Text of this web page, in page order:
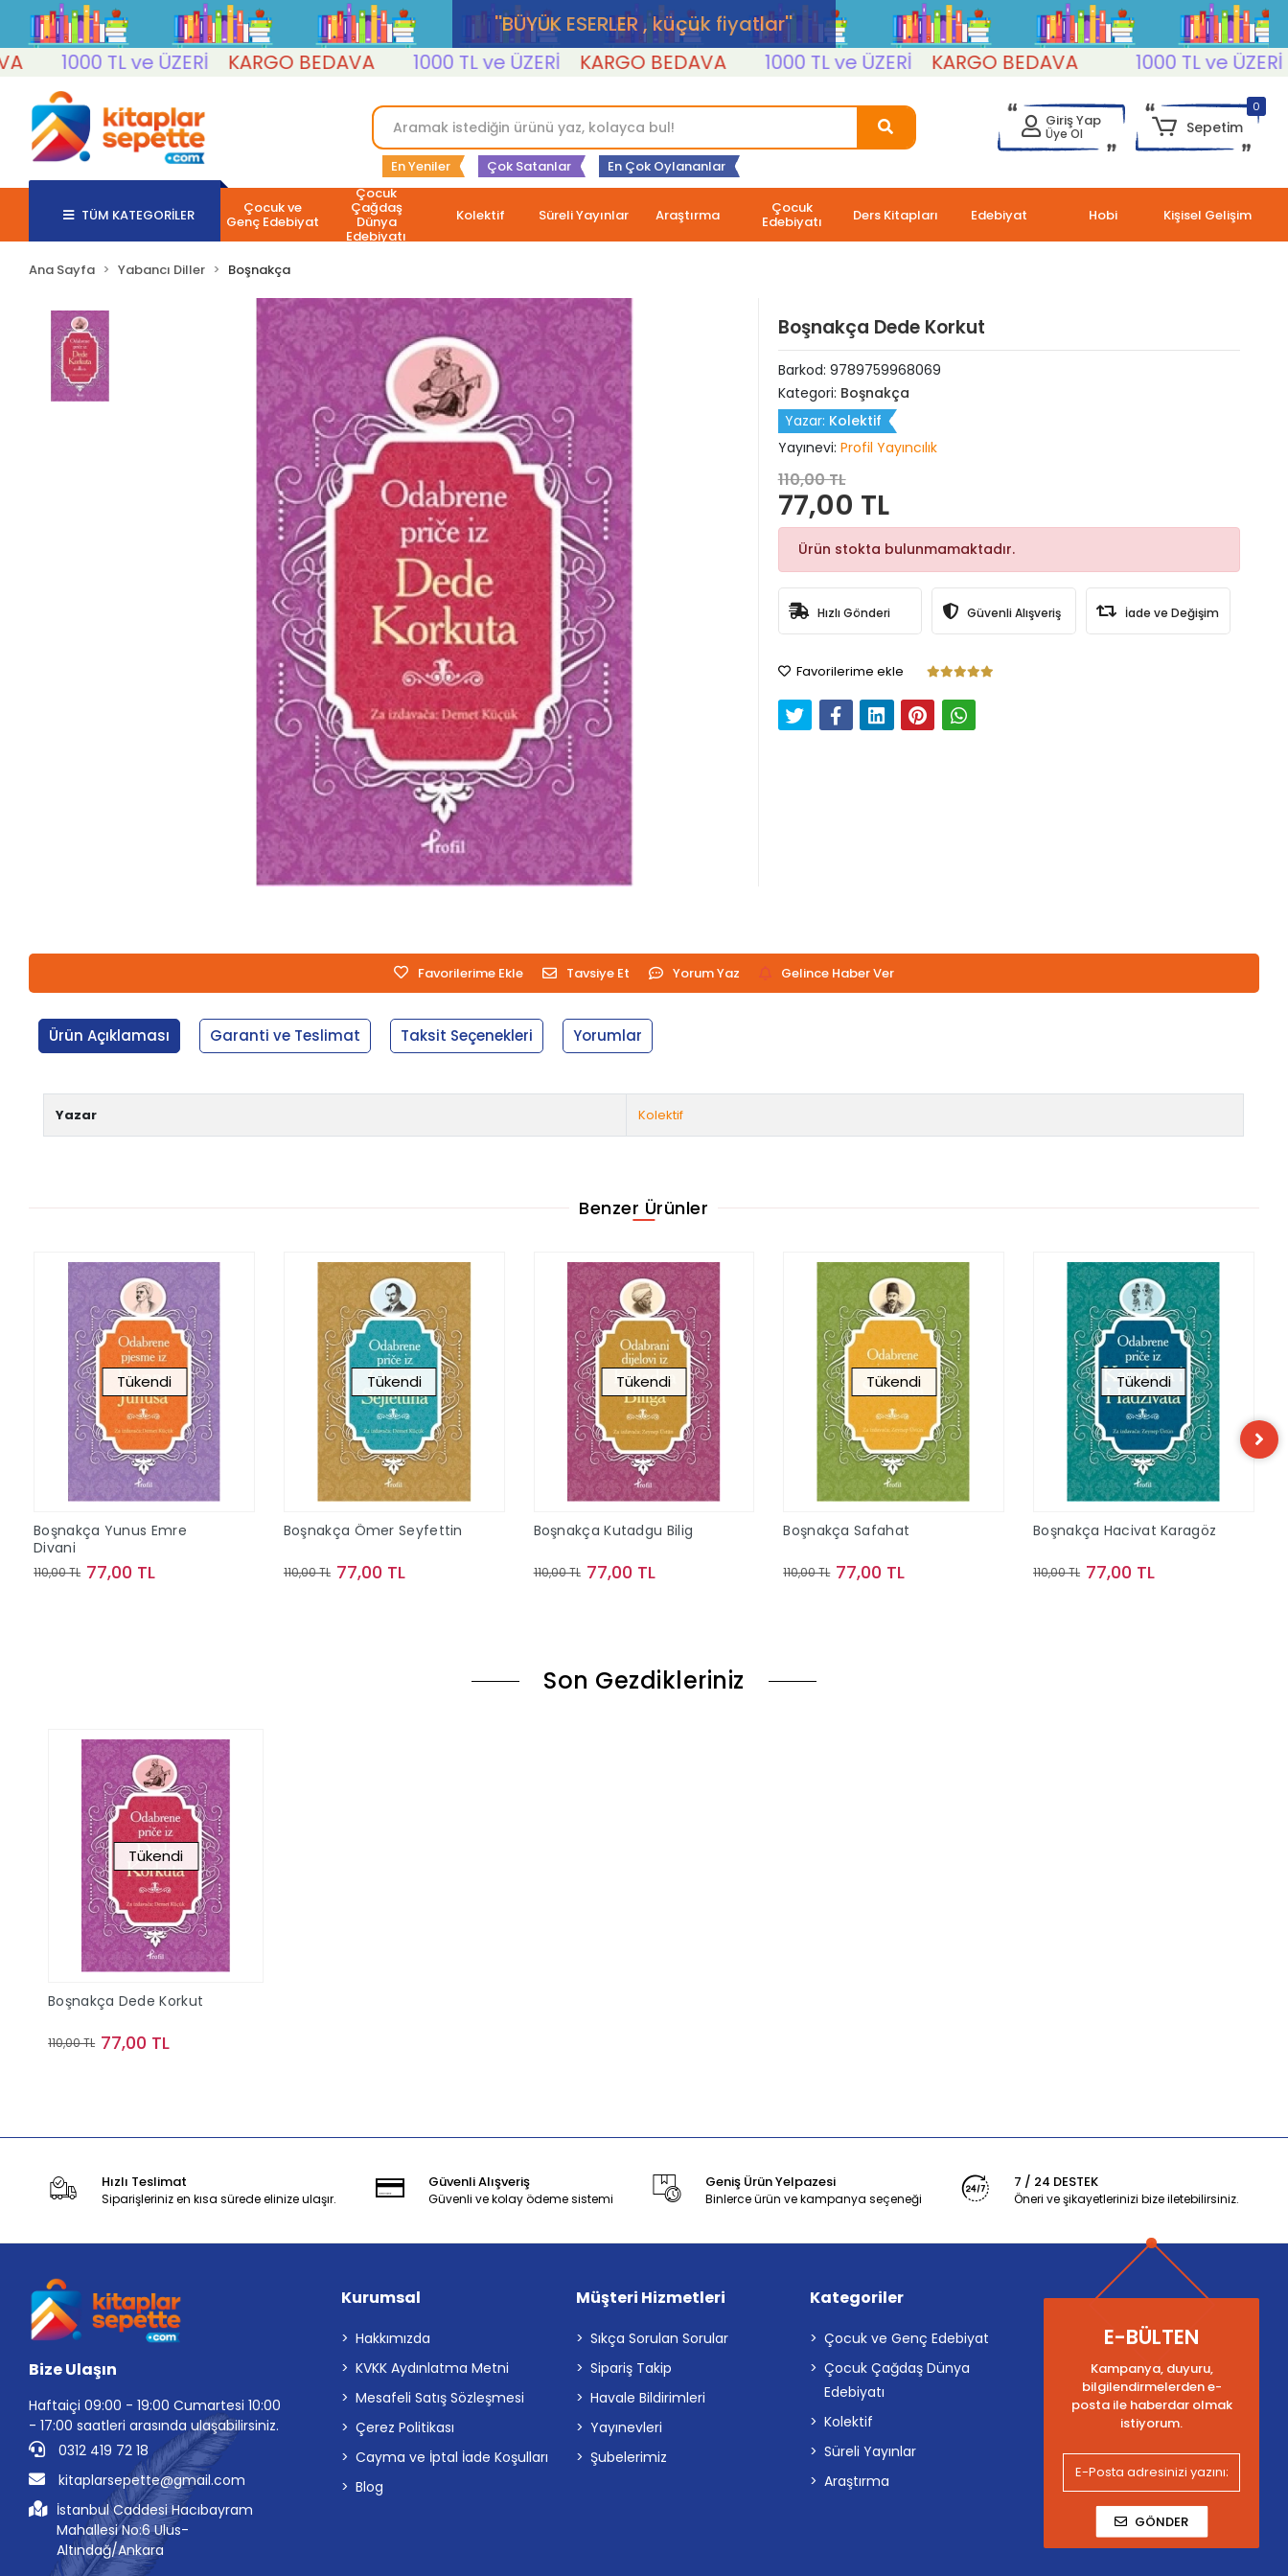
''BÜYÜK ESERLER , küçük fiyatlar''
1000 TL ve ÜZERİ
KARGO BEDAVA 1000 TL ve ÜZERİ KARGO BEDAVA 1000 TL ve ÜZERİ KARGO BEDAVA 1000 TL ve ÜZERİ
En Yeniler Çok Satanlar En Çok Oylananlar
Giriş Yap
Üye Ol
0
Sepetim
TÜM KATEGORİLER Çocuk ve
Genç Edebiyat
Çocuk
Çağdaş
Dünya
Edebiyatı
Kolektif Süreli Yayınlar Araştırma Çocuk
Edebiyatı Ders Kitapları Edebiyat Hobi Kişisel Gelişim
Ana Sayfa Yabancı Diller Boşnakça
Boşnakça Dede Korkut
Barkod: 9789759968069
Kategori: Boşnakça
Yazar: Kolektif
Yayınevi: Profil Yayıncılık
110,00 TL
77,00 TL
Ürün stokta bulunmamaktadır.
Hızlı Gönderi Güvenli Alışveriş İade ve Değişim
Favorilerime ekle
Favorilerime Ekle Tavsiye Et Yorum Yaz Gelince Haber Ver
Ürün Açıklaması Garanti ve Teslimat Taksit Seçenekleri Yorumlar
Yazar Kolektif
Benzer Ürünler
Tükendi
Boşnakça Yunus Emre
Divani
110,00 TL 77,00 TL
Tükendi
Boşnakça Ömer Seyfettin
110,00 TL 77,00 TL
Tükendi
Boşnakça Kutadgu Bilig
110,00 TL 77,00 TL
Tükendi
Boşnakça Safahat
110,00 TL 77,00 TL
Tükendi
Boşnakça Hacivat Karagöz
110,00 TL 77,00 TL
Son Gezdikleriniz
Tükendi
Boşnakça Dede Korkut
110,00 TL 77,00 TL
Hızlı Teslimat
Siparişleriniz en kısa sürede elinize ulaşır.
Güvenli Alışveriş
Güvenli ve kolay ödeme sistemi
Geniş Ürün Yelpazesi
Binlerce ürün ve kampanya seçeneği
7 / 24 DESTEK
Öneri ve şikayetlerinizi bize iletebilirsiniz.
Bize Ulaşın
Haftaiçi 09:00 - 19:00 Cumartesi 10:00
- 17:00 saatleri arasında ulaşabilirsiniz.
0312 419 72 18
kitaplarsepette@gmail.com
İstanbul Caddesi Hacıbayram
Mahallesi No:6 Ulus-
Altındağ/Ankara
Kurumsal
Hakkımızda
KVKK Aydınlatma Metni
Mesafeli Satış Sözleşmesi
Çerez Politikası
Cayma ve İptal İade Koşulları
Blog
Müşteri Hizmetleri
Sıkça Sorulan Sorular
Sipariş Takip
Havale Bildirimleri
Yayınevleri
Şubelerimiz
Kategoriler
Çocuk ve Genç Edebiyat
Çocuk Çağdaş Dünya
Edebiyatı
Kolektif
Süreli Yayınlar
Araştırma
E-BÜLTEN
Kampanya, duyuru,
bilgilendirmelerden e-
posta ile haberdar olmak
istiyorum.
GÖNDER